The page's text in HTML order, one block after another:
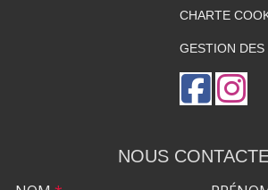
CHARTE
GESTION DES
NOUS